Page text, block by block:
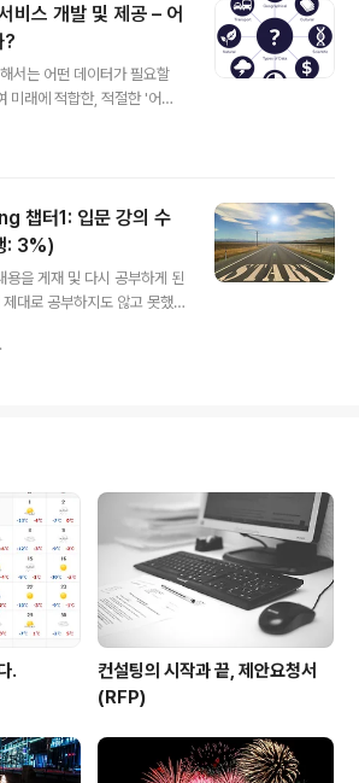
비스 개발 및 제공 – 어
?
서는 어떤 데이터가 필요할
미래에 적합한, 적절한 '어
저 데이터가 필요하다. 이러
Secrets')을 보면, 미
깃사는 고객을 "Guest ID
고객 행동정보와 인구통계학
분석한다. 행동정보로 보는
카드 사용 여부 - 쿠폰 사용
불 요구 여부 ..
챕터1: 입문 강의 수
: 3%)
용을 게재 및 다시 공부하게 된
대로 공부하지도 않고 못했
면 댓글로 달아주시면 아는
Learning, Stanfo
요약Statistical Learning 정
을 통해 수행가능한 것들,
한 개요, 분석을 대하는 자세
.
컨설팅의 시작과 끝, 제안요청서
(RFP)